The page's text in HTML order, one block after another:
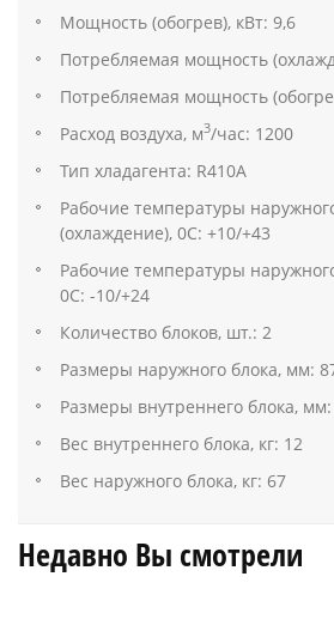
Мощность (обогрев), кВт: 9,6
Потребляемая мощность
Потребляемая мощность
Расход воздуха, м3/час: 1200
Тип хладагента: R410А
Рабочие температуры
(охлаждение), 0С: +10/+43
Рабочие температуры
0С: -10/+24
Количество блоков, шт.: 2
Размеры наружного блока, мм:
Размеры внутреннего блока, мм:
Вес внутреннего блока, кг: 12
Вес наружного блока, кг: 67
Недавно Вы смотрели